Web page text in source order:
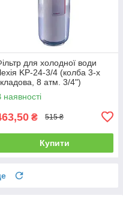
для холодної води
KP-24-3/4 (колба 3-х
8 атм. 3/4")
наявності
₴ 515 ₴
Купити